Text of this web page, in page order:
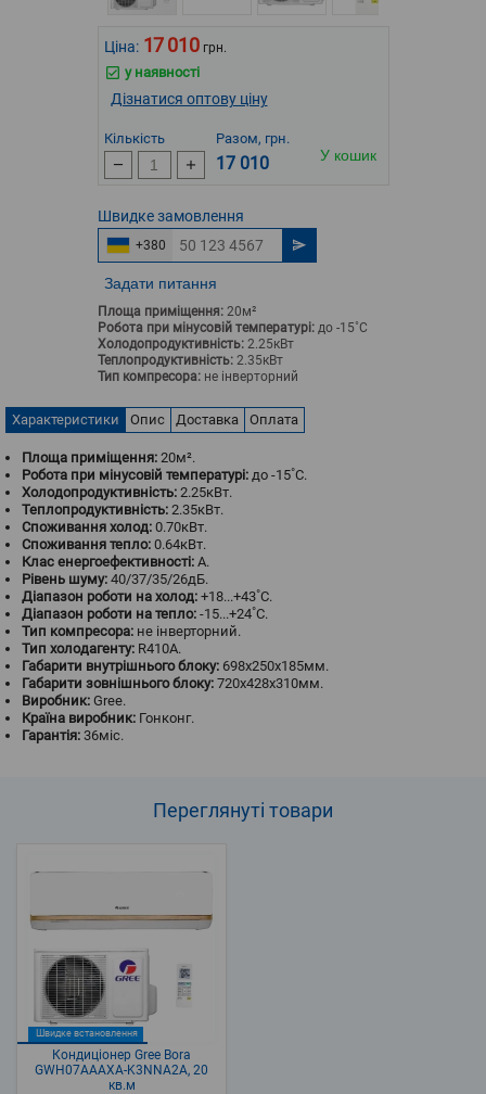
Ціна: 17 010 грн.
у наявності
Дізнатися оптову ціну
Кількість Разом, грн.
17 010 У кошик
Швидкезамовлення
+380
Задати питання
Площа приміщення:20м²
Робота при мінусовій температурі:до -15˚С
Холодопродуктивність:2.25кВт
Теплопродуктивність:2.35кВт
Тип компресора:не інверторний
Характеристики Опис Доставка Оплата
Площа приміщення: 20м².
Робота при мінусовій температурі: до -15˚С.
Холодопродуктивність: 2.25кВт.
Теплопродуктивність: 2.35кВт.
Споживання холод: 0.70кВт.
Споживання тепло: 0.64кВт.
Клас енергоефективності: A.
Рівень шуму: 40/37/35/26дБ.
Діапазон роботи на холод: +18...+43˚С.
Діапазон роботи на тепло: -15...+24˚С.
Тип компресора: не інверторний.
Тип холодагенту: R410A.
Габарити внутрішнього блоку: 698x250x185мм.
Габарити зовнішнього блоку: 720х428х310мм.
Виробник: Gree.
Країна виробник: Гонконг.
Гарантія: 36міс.
Переглянуті товари
Швидке встановлення
Кондиціонер Gree Bora
GWH07AAAXA-K3NNA2A, 20
кв.м